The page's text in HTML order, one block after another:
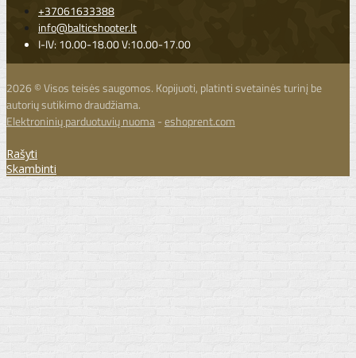
+37061633388
info@balticshooter.lt
I-IV: 10.00-18.00 V:10.00-17.00
2026 © Visos teisės saugomos. Kopijuoti, platinti svetainės turinį be
autorių sutikimo draudžiama.
Elektroninių parduotuvių nuoma-eshoprent.com
Rašyti
Skambinti